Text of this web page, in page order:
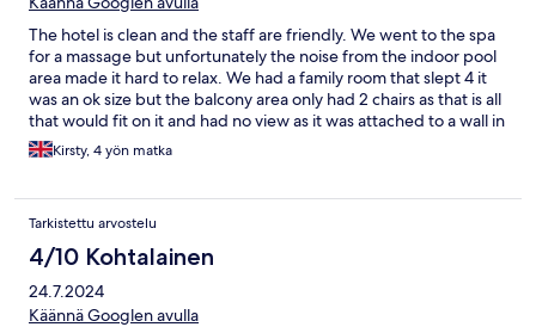
The hotel is clean and the staff are friendly. We went to the spa
for a massage but unfortunately the noise from the indoor pool
area made it hard to relax. We had a family room that slept 4 it
was an ok size but the balcony area only had 2 chairs as that is all
that would fit on it and had no view as it was attached to a wall in
the corner
Kirsty, 4 yön matka
Tarkistettu arvostelu
4/10 Kohtalainen
24.7.2024
Käännä Googlen avulla